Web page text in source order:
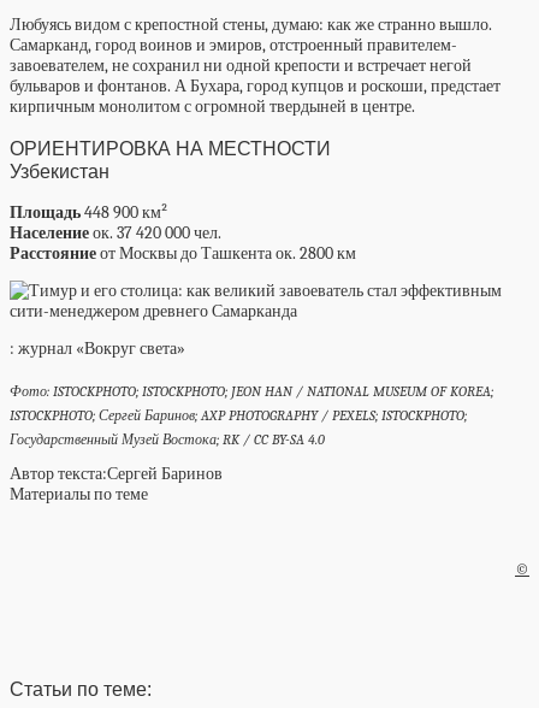
Любуясь видом с крепостной стены, думаю: как же странно вышло.
Самарканд, город воинов и эмиров, отстроенный правителем-
завоевателем, не сохранил ни одной крепости и встречает негой
бульваров и фонтанов. А Бухара, город купцов и роскоши, предстает
кирпичным монолитом с огромной твердыней в центре.
ОРИЕНТИРОВКА НА МЕСТНОСТИ
Узбекистан
Площадь448 900 км²
Населениеок. 37 420 000 чел.
Расстояниеот Москвы до Ташкента ок. 2800 км
: журнал «Вокруг света»
Фото: ISTOCKPHOTO; ISTOCKPHOTO; JEON HAN / NATIONAL MUSEUM OF KOREA;
ISTOCKPHOTO; Сергей Баринов; AXP PHOTOGRAPHY / PEXELS; ISTOCKPHOTO;
Государственный Музей Востока; RK / CC BY-SA 4.0
Автор текста:Сергей Баринов
Материалы по теме
©
Статьи по теме: